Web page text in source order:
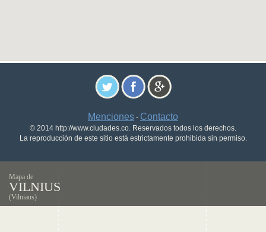
Menciones - Contacto
© 2014 http://www.ciudades.co. Reservados todos los derechos.
La reproducción de este sitio está estrictamente prohibida sin permiso.
Mapa de
VILNIUS
(Vilniaus)